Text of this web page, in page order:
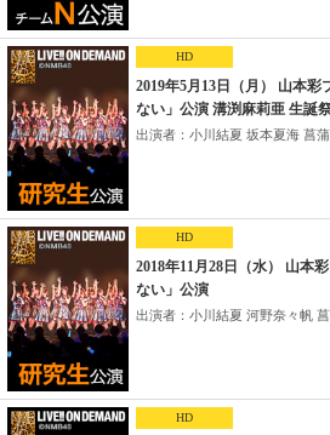
HD
2019年5月13日（月） 山本
ない」公演 溝渕麻莉亜 生誕
出演者：小川結夏 坂本夏海 菖蒲
HD
2018年11月28日（水） 山本
ない」公演
出演者：小川結夏 河野奈々帆 菖
HD